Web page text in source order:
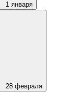
1 января
28 февраля